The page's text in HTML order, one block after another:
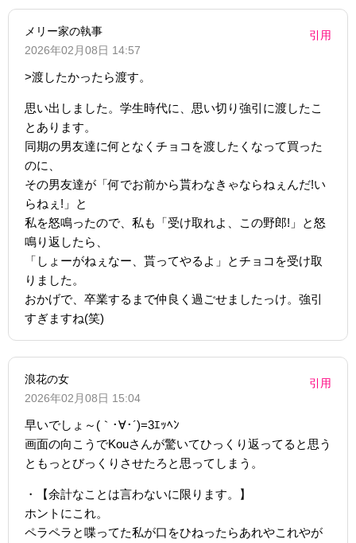
メリー家の執事
2026年02月08日 14:57
引用
>渡したかったら渡す。
思い出しました。学生時代に、思い切り強引に渡したこ
とあります。
同期の男友達に何となくチョコを渡したくなって買った
のに、
その男友達が「何でお前から貰わなきゃならねぇんだ!い
らねぇ!」と
私を怒鳴ったので、私も「受け取れよ、この野郎!」と怒
鳴り返したら、
「しょーがねぇなー、貰ってやるよ」とチョコを受け取
りました。
おかげで、卒業するまで仲良く過ごせましたっけ。強引
すぎますね(笑)
浪花の女
2026年02月08日 15:04
引用
早いでしょ～(｀･∀･´)=3ｴｯﾍﾝ
画面の向こうでKouさんが驚いてひっくり返ってると思う
ともっとびっくりさせたろと思ってしまう。
・【余計なことは言わないに限ります。】
ホントにこれ。
ペラペラと喋ってた私が口をひねったらあれやこれやが